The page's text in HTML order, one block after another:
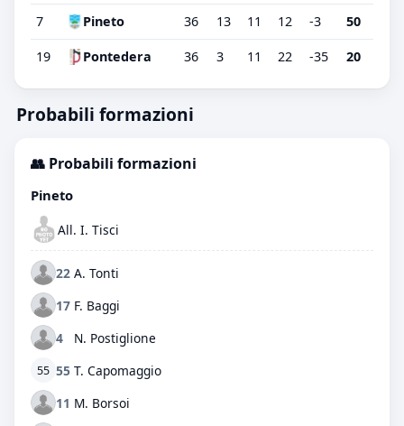
7 Pineto 36 13 11 12 -3 50
19 Pontedera 36 3 11 22 -35 20
Probabili formazioni
👥 Probabili formazioni
Pineto
All. I. Tisci
22 A. Tonti
17 F. Baggi
4
N. Postiglione
55 55 T. Capomaggio
11 M. Borsoi